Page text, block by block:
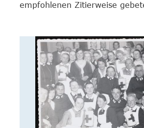
empfohlenen Zitierweise